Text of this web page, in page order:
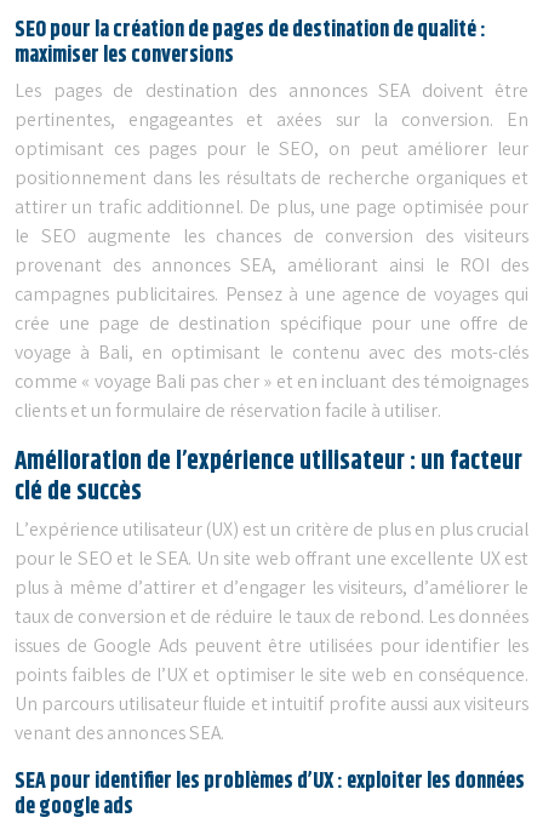
SEO pour la création de pages de destination de qualité :
maximiser les conversions
Les pages de destination des annonces SEA doivent être
pertinentes, engageantes et axées sur la conversion. En
optimisant ces pages pour le SEO, on peut améliorer leur
positionnement dans les résultats de recherche organiques et
attirer un trafic additionnel. De plus, une page optimisée pour
le SEO augmente les chances de conversion des visiteurs
provenant des annonces SEA, améliorant ainsi le ROI des
campagnes publicitaires. Pensez à une agence de voyages qui
crée une page de destination spécifique pour une offre de
voyage à Bali, en optimisant le contenu avec des mots-clés
comme « voyage Bali pas cher » et en incluant des témoignages
clients et un formulaire de réservation facile à utiliser.
Amélioration de l’expérience utilisateur : un facteur
clé de succès
L’expérience utilisateur (UX) est un critère de plus en plus crucial
pour le SEO et le SEA. Un site web offrant une excellente UX est
plus à même d’attirer et d’engager les visiteurs, d’améliorer le
taux de conversion et de réduire le taux de rebond. Les données
issues de Google Ads peuvent être utilisées pour identifier les
points faibles de l’UX et optimiser le site web en conséquence.
Un parcours utilisateur fluide et intuitif profite aussi aux visiteurs
venant des annonces SEA.
SEA pour identifier les problèmes d’UX : exploiter les données
de google ads